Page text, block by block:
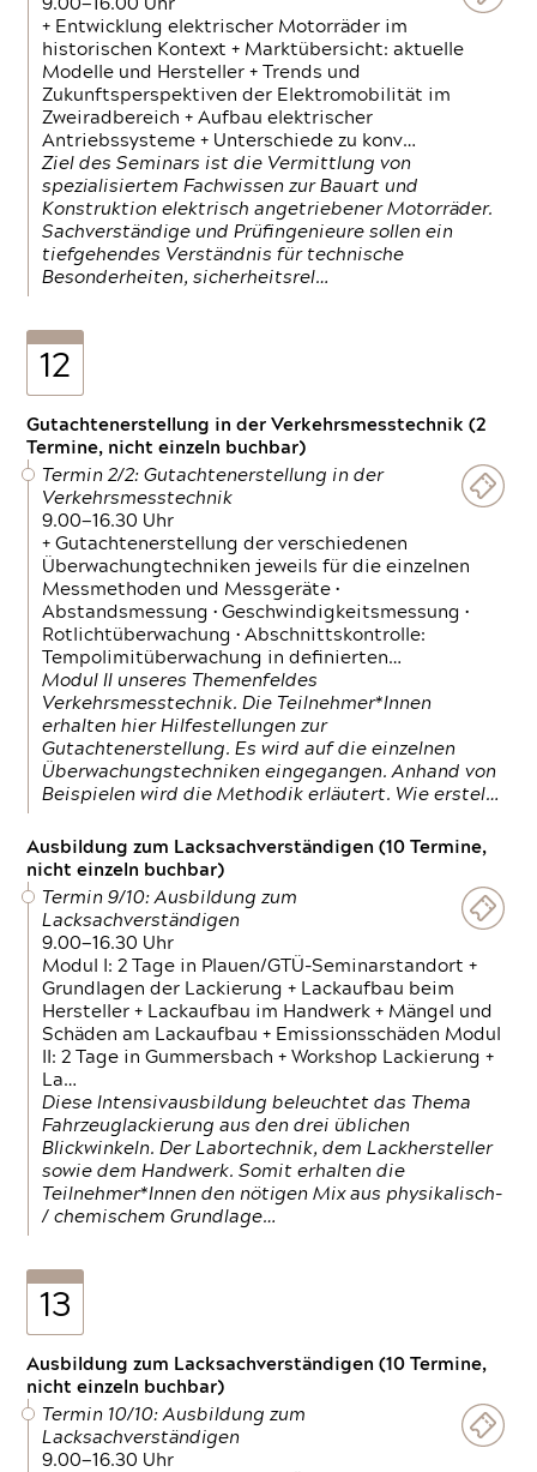
9.00—16.00 Uhr
+ Entwicklung elektrischer Motorräder im
historischen Kontext + Marktübersicht: aktuelle
Modelle und Hersteller + Trends und
Zukunftsperspektiven der Elektromobilität im
Zweiradbereich + Aufbau elektrischer
Antriebssysteme + Unterschiede zu konv…
Ziel des Seminars ist die Vermittlung von
spezialisiertem Fachwissen zur Bauart und
Konstruktion elektrisch angetriebener Motorräder.
Sachverständige und Prüfingenieure sollen ein
tiefgehendes Verständnis für technische
Besonderheiten, sicherheitsrel…
12
Gutachtenerstellung in der Verkehrsmesstechnik (2
Termine, nicht einzeln buchbar)
Termin 2/2: Gutachtenerstellung in der
Verkehrsmesstechnik
9.00—16.30 Uhr
+ Gutachtenerstellung der verschiedenen
Überwachungtechniken jeweils für die einzelnen
Messmethoden und Messgeräte •
Abstandsmessung • Geschwindigkeitsmessung •
Rotlichtüberwachung • Abschnittskontrolle:
Tempolimitüberwachung in definierten…
Modul II unseres Themenfeldes
Verkehrsmesstechnik. Die Teilnehmer*Innen
erhalten hier Hilfestellungen zur
Gutachtenerstellung. Es wird auf die einzelnen
Überwachungstechniken eingegangen. Anhand von
Beispielen wird die Methodik erläutert. Wie erstel…
Ausbildung zum Lacksachverständigen (10 Termine,
nicht einzeln buchbar)
Termin 9/10: Ausbildung zum
Lacksachverständigen
9.00—16.30 Uhr
Modul I: 2 Tage in Plauen/GTÜ-Seminarstandort +
Grundlagen der Lackierung + Lackaufbau beim
Hersteller + Lackaufbau im Handwerk + Mängel und
Schäden am Lackaufbau + Emissionsschäden Modul
II: 2 Tage in Gummersbach + Workshop Lackierung +
La…
Diese Intensivausbildung beleuchtet das Thema
Fahrzeuglackierung aus den drei üblichen
Blickwinkeln. Der Labortechnik, dem Lackhersteller
sowie dem Handwerk. Somit erhalten die
Teilnehmer*Innen den nötigen Mix aus physikalisch-
/ chemischem Grundlage…
13
Ausbildung zum Lacksachverständigen (10 Termine,
nicht einzeln buchbar)
Termin 10/10: Ausbildung zum
Lacksachverständigen
9.00—16.30 Uhr